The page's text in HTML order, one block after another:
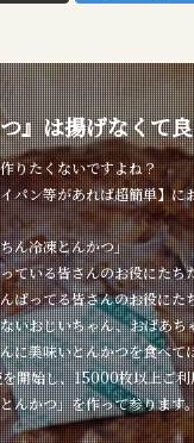
』は揚げなくて
りたくないですよね？
パン等があれば超簡単】に
ん冷凍とんかつ」
ている皆さんのお役にたち
ばってる皆さんのお役にた
いおじいちゃん、おばあち
に美味いとんかつを食べて
開始し、15000枚以上ご利
んかつ」を作って参ります